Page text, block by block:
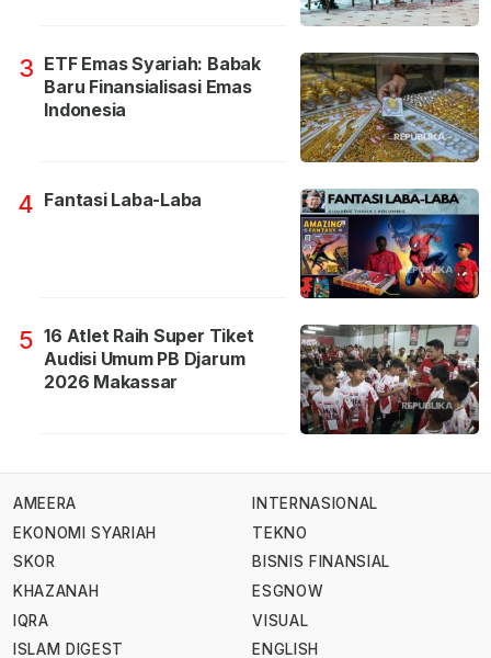
3 ETF Emas Syariah: Babak
Baru Finansialisasi Emas
Indonesia
4 Fantasi Laba-Laba
5 16 Atlet Raih Super Tiket
Audisi Umum PB Djarum
2026 Makassar
AMEERA
EKONOMI SYARIAH
SKOR
KHAZANAH
IQRA
ISLAM DIGEST
INTERNASIONAL
TEKNO
BISNIS FINANSIAL
ESGNOW
VISUAL
ENGLISH